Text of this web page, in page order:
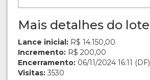
Mais detalhes do lote
Lance inicial: R$ 14.150,00
Incremento: R$ 200,00
Encerramento: 06/11/2024 16:11 (DF)
Visitas: 3530